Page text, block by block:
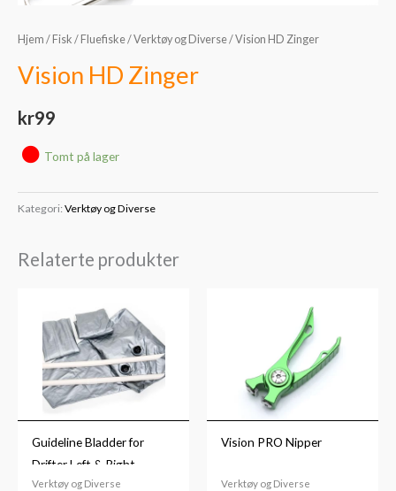
Hjem / Fisk / Fluefiske/Verktøy og Diverse/ Vision HD Zinger
Vision HD Zinger
kr99
Tomt på lager
Kategori: Verktøy og Diverse
Relaterte produkter
Guideline Bladder for
Drifter Left & Right
Verktøy og Diverse
Vision PRO Nipper
Verktøy og Diverse